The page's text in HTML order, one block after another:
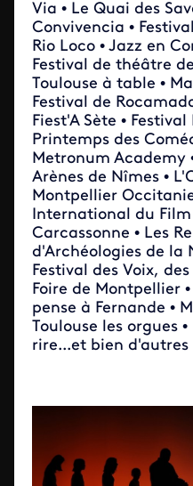
Via • Le Quai des
Convivencia •
Rio Loco • Jazz en
Festival de théâtre
Toulouse à table •
Festival de
Fiest'A Sète •
Printemps des
Metronum Academy
Arènes de Nîmes •
Montpellier
International du
Carcassonne • Les
d'Archéologies de la
Festival des Voix,
Foire de Montpellier
pense à Fernande •
Toulouse les orgues
rire...et bien d'autres